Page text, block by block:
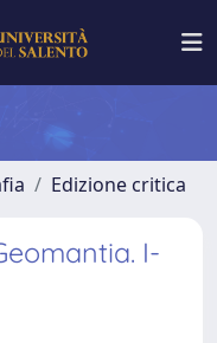
Edizione critica
I-